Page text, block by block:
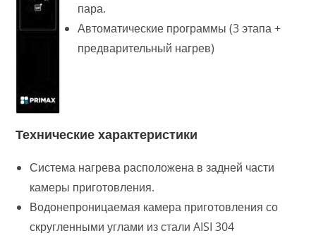
пара.
Автоматические программы (3 этапа +
предварительный нагрев)
Технические характеристики
Система нагрева расположена в задней части
камеры приготовления.
Водонепроницаемая камера приготовления со
скругленными углами из стали AISI 304